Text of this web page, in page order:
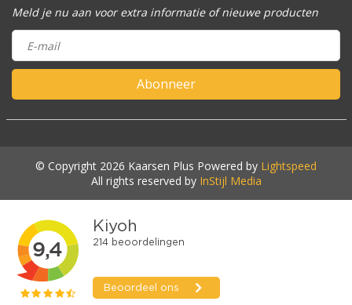
Meld je nu aan voor extra informatie of nieuwe producten
Abonneer
© Copyright 2026 Kaarsen Plus Powered by Lightspeed
All rights reserved by InStijl Media